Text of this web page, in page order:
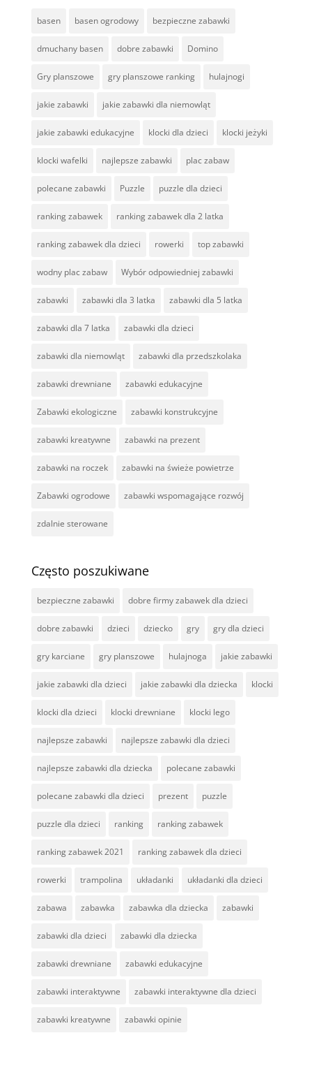
basen basen ogrodowy bezpieczne zabawki
dmuchany basen dobre zabawki Domino
Gry planszowe gry planszowe ranking hulajnogi
jakie zabawki jakie zabawki dla niemowląt
jakie zabawki edukacyjne klocki dla dzieci klocki jeżyki
klocki wafelki najlepsze zabawki plac zabaw
polecane zabawki Puzzle puzzle dla dzieci
ranking zabawek ranking zabawek dla 2 latka
ranking zabawek dla dzieci rowerki top zabawki
wodny plac zabaw Wybór odpowiedniej zabawki
zabawki zabawki dla 3 latka zabawki dla 5 latka
zabawki dla 7 latka zabawki dla dzieci
zabawki dla niemowląt zabawki dla przedszkolaka
zabawki drewniane zabawki edukacyjne
Zabawki ekologiczne zabawki konstrukcyjne
zabawki kreatywne zabawki na prezent
zabawki na roczek zabawki na świeże powietrze
Zabawki ogrodowe zabawki wspomagające rozwój
zdalnie sterowane
Często poszukiwane
bezpieczne zabawki dobre firmy zabawek dla dzieci
dobre zabawki dzieci dziecko gry gry dla dzieci
gry karciane gry planszowe hulajnoga jakie zabawki
jakie zabawki dla dzieci jakie zabawki dla dziecka klocki
klocki dla dzieci klocki drewniane klocki lego
najlepsze zabawki najlepsze zabawki dla dzieci
najlepsze zabawki dla dziecka polecane zabawki
polecane zabawki dla dzieci prezent puzzle
puzzle dla dzieci ranking ranking zabawek
ranking zabawek 2021 ranking zabawek dla dzieci
rowerki trampolina układanki układanki dla dzieci
zabawa zabawka zabawka dla dziecka zabawki
zabawki dla dzieci zabawki dla dziecka
zabawki drewniane zabawki edukacyjne
zabawki interaktywne zabawki interaktywne dla dzieci
zabawki kreatywne zabawki opinie